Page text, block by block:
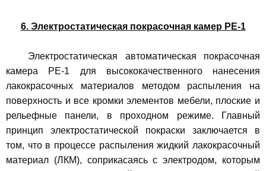
6. Электростатическая покрасочная камер PE-1
Электростатическая автоматическая покрасочная
камера PE-1 для высококачественного нанесения
лакокрасочных материалов методом распыления на
поверхность и все кромки элементов мебели, плоские и
рельефные панели, в проходном режиме. Главный
принцип электростатической покраски заключается в
том, что в процессе распыления жидкий лакокрасочный
материал (ЛКМ), соприкасаясь с электродом, которым